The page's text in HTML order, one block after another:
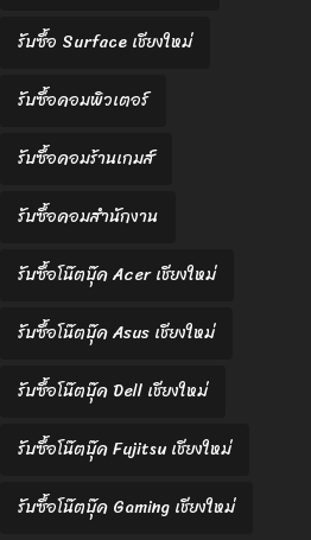
รับซื้อ Surface เชียงใหม่
รับซื้อคอมพิวเตอร์
รับซื้อคอมร้านเกมส์
รับซื้อคอมสำนักงาน
รับซื้อโน๊ตบุ๊ค Acer เชียงใหม่
รับซื้อโน๊ตบุ๊ค Asus เชียงใหม่
รับซื้อโน๊ตบุ๊ค Dell เชียงใหม่
รับซื้อโน๊ตบุ๊ค Fujitsu เชียงใหม่
รับซื้อโน๊ตบุ๊ค Gaming เชียงใหม่